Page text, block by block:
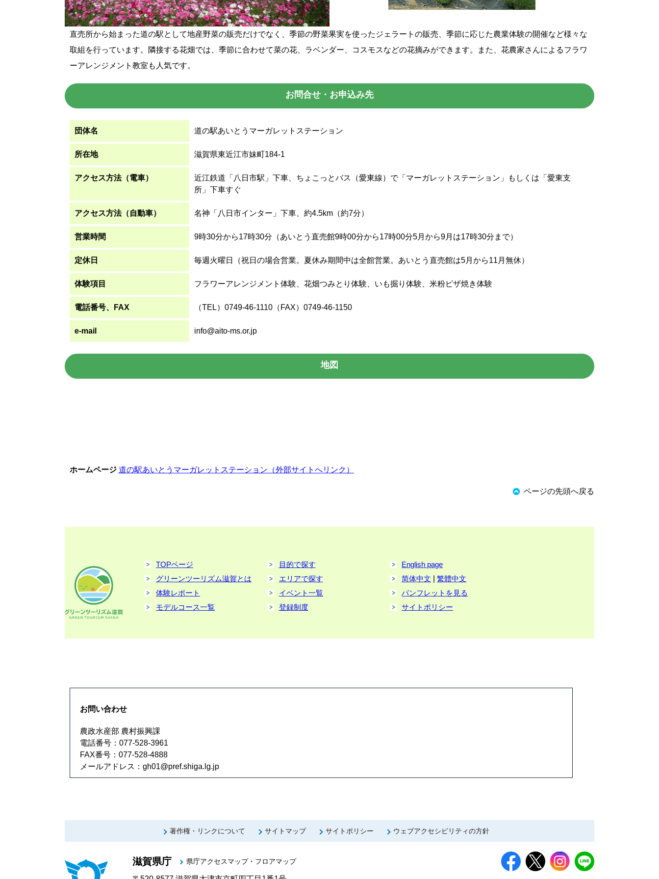
直売所から始まった道の駅として地産野菜の販売だけでなく、季節の野菜果実を使ったジェラートの販売、季節に応じた農業体験の開催など様々な
取組を行っています。隣接する花畑では、季節に合わせて菜の花、ラベンダー、コスモスなどの花摘みができます。また、花農家さんによるフラワ
ーアレンジメント教室も人気です。
お問合せ・お申込み先
団体名 道の駅あいとうマーガレットステーション
所在地 滋賀県東近江市妹町184-1
アクセス方法（電車）
近江鉄道「八日市駅」下車、ちょこっとバス（愛東線）で「マーガレットステーション」もしくは「愛東支
所」下車すぐ
アクセス方法（自動車） 名神「八日市インター」下車、約4.5km（約7分）
営業時間 9時30分から17時30分（あいとう直売館9時00分から17時00分5月から9月は17時30分まで）
定休日 毎週火曜日（祝日の場合営業。夏休み期間中は全館営業。あいとう直売館は5月から11月無休）
体験項目 フラワーアレンジメント体験、花畑つみとり体験、いも掘り体験、米粉ピザ焼き体験
電話番号、FAX （TEL）0749-46-1110（FAX）0749-46-1150
e-mail info@aito-ms.or.jp
地図
ホームページ 道の駅あいとうマーガレットステーション（外部サイトへリンク）
ページの先頭へ戻る
TOPページ
グリーンツーリズム滋賀とは
体験レポート
モデルコース一覧
目的で探す
エリアで探す
イベント一覧
登録制度
English page
简体中文 |繁體中文
パンフレットを見る
サイトポリシー
お問い合わせ
農政水産部 農村振興課
電話番号：077-528-3961
FAX番号：077-528-4888
メールアドレス： gh01@pref.shiga.lg.jp
著作権・リンクについて サイトマップ サイトポリシー ウェブアクセシビリティの方針
滋賀県庁 県庁アクセスマップ・フロアマップ